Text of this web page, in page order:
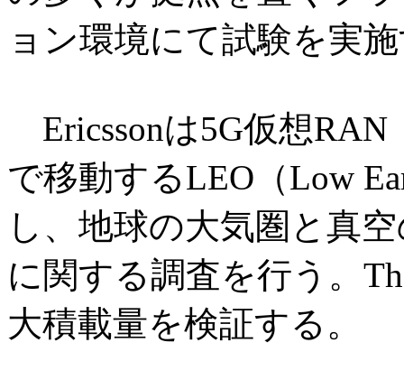
ョン環境にて試験を実
Ericssonは5G仮想
で移動するLEO（Low
し、地球の大気圏と真
に関する調査を行う。
大積載量を検証する。